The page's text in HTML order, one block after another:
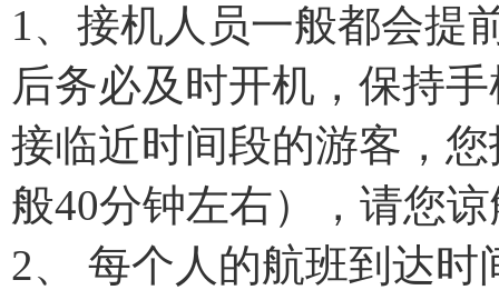
1、接机人员一般都会提
后务必及时开机，保持
接临近时间段的游客，
般40分钟左右），请您
2、 每个人的航班到达